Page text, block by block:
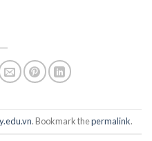
. Bookmark thepermalink.